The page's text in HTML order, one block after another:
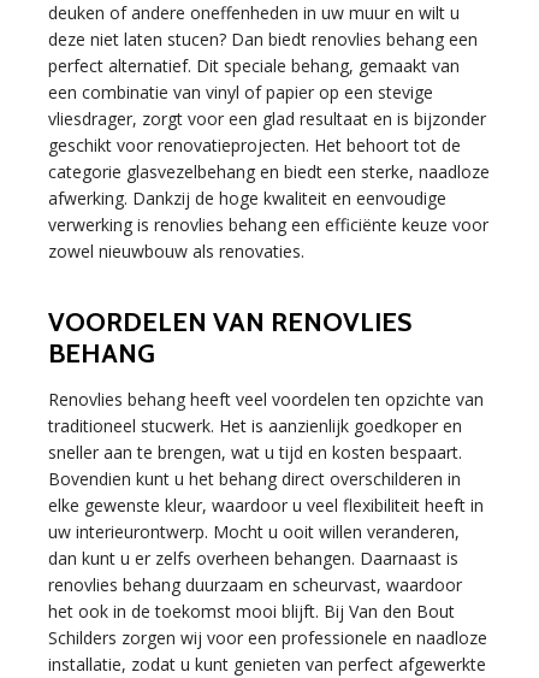
deuken of andere oneffenheden in uw muur en wilt u
deze niet laten stucen? Dan biedt renovlies behang een
perfect alternatief. Dit speciale behang, gemaakt van
een combinatie van vinyl of papier op een stevige
vliesdrager, zorgt voor een glad resultaat en is bijzonder
geschikt voor renovatieprojecten. Het behoort tot de
categorie glasvezelbehang en biedt een sterke, naadloze
afwerking. Dankzij de hoge kwaliteit en eenvoudige
verwerking is renovlies behang een efficiënte keuze voor
zowel nieuwbouw als renovaties.
VOORDELEN VAN RENOVLIES
BEHANG
Renovlies behang heeft veel voordelen ten opzichte van
traditioneel stucwerk. Het is aanzienlijk goedkoper en
sneller aan te brengen, wat u tijd en kosten bespaart.
Bovendien kunt u het behang direct overschilderen in
elke gewenste kleur, waardoor u veel flexibiliteit heeft in
uw interieurontwerp. Mocht u ooit willen veranderen,
dan kunt u er zelfs overheen behangen. Daarnaast is
renovlies behang duurzaam en scheurvast, waardoor
het ook in de toekomst mooi blijft. Bij Van den Bout
Schilders zorgen wij voor een professionele en naadloze
installatie, zodat u kunt genieten van perfect afgewerkte